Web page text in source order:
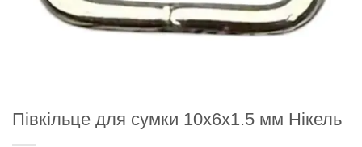
Півкільце для сумки 10х6х1.5 мм Нікель